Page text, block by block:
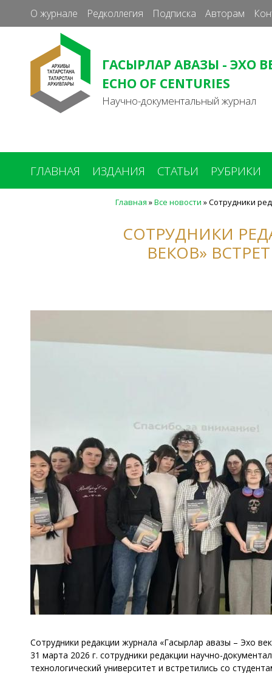
О журнале Редколлегия Подписка Авторам
ГАСЫРЛАР АВАЗЫ - ЭХО
ECHO OF CENTURIES
Научно-документальный журнал
ГЛАВНАЯ ИЗДАНИЯ СТАТЬИ РУБРИКИ
Главная »Все новости »Сотрудники
СОТРУДНИКИ
ВЕКОВ»
Сотрудники редакции журнала «Гасырлар авазы – Эхо
31 марта 2026 г. сотрудники редакции научно-
технологический университет и встретились со